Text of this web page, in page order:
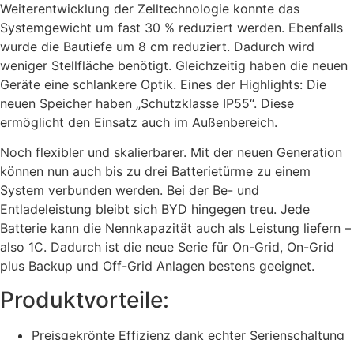
Weiterentwicklung der Zelltechnologie konnte das
Systemgewicht um fast 30 % reduziert werden. Ebenfalls
wurde die Bautiefe um 8 cm reduziert. Dadurch wird
weniger Stellfläche benötigt. Gleichzeitig haben die neuen
Geräte eine schlankere Optik. Eines der Highlights: Die
neuen Speicher haben „Schutzklasse IP55“. Diese
ermöglicht den Einsatz auch im Außenbereich.
Noch flexibler und skalierbarer. Mit der neuen Generation
können nun auch bis zu drei Batterietürme zu einem
System verbunden werden. Bei der Be- und
Entladeleistung bleibt sich BYD hingegen treu. Jede
Batterie kann die Nennkapazität auch als Leistung liefern –
also 1C. Dadurch ist die neue Serie für On-Grid, On-Grid
plus Backup und Off-Grid Anlagen bestens geeignet.
Produktvorteile:
Preisgekrönte Effizienz dank echter Serienschaltung